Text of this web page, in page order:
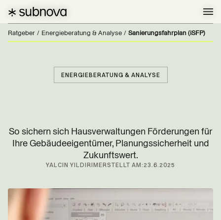
Ratgeber / Energieberatung & Analyse / Sanierungs­fahrplan (iSFP)
ENERGIEBERATUNG & ANALYSE
So sichern sich Hausverwaltungen Förderungen für
Ihre Gebäudeeigentümer, Planungssicherheit und
Zukunftswert.
YALCIN YILDIRIMERSTELLT AM:23.6.2025